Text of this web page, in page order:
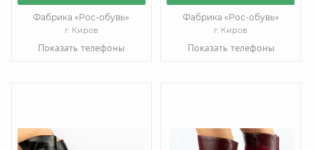
Фабрика «Рос-обувь»
г. Киров
Показать телефоны
Фабрика «Рос-обувь»
г. Киров
Показать телефоны